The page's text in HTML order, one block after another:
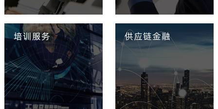
提供具有感知、分析、推理、决
策、控制功能的制造装备
全方位专家团队 提供最符合企
业现状的智能制造实施路线
培训服务 供应链金融